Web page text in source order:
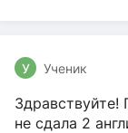
У Ученик
не сдала 2